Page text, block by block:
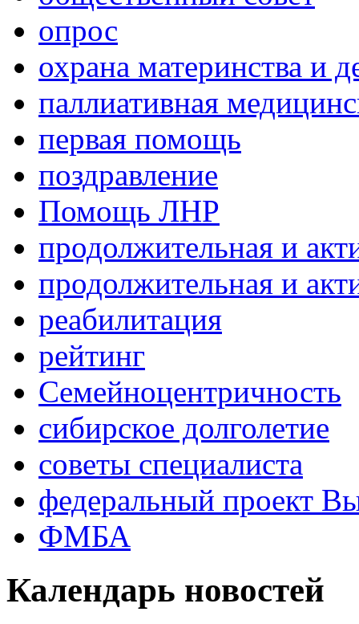
опрос
охрана материнства и
паллиативная
первая помощь
поздравление
Помощь ЛНР
продолжительная и
продолжительная и
реабилитация
рейтинг
Семейноцентричность
сибирское долголетие
советы специалиста
федеральный проект
ФМБА
Календарь новостей